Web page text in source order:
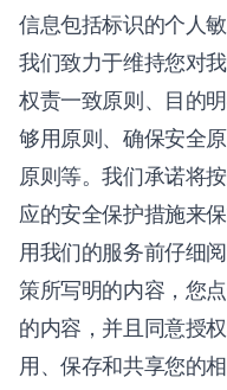
信息包括标识的个人
我们致力于维持您对
权责一致原则、目的
够用原则、确保安全
原则等。我们承诺将
应的安全保护措施来
用我们的服务前仔细
策所写明的内容，您
的内容，并且同意授
用、保存和共享您的相